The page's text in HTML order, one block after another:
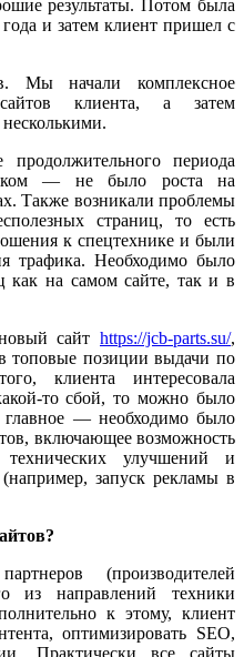
результаты. Потом была
года и затем клиент пришел с
Мы начали комплексное
клиента, а затем
периода
— не было роста на
Также возникали проблемы
страниц, то есть
к спецтехнике и были
трафика. Необходимо было
как на самом сайте, так и в
сайт https://jcb-parts.su/,
топовые позиции выдачи по
клиента интересовала
то сбой, то можно было
— необходимо было
включающее возможность
технических улучшений и
запуск рекламы в
(производителей
из направлений техники
к этому, клиент
оптимизировать SЕО,
Практически все сайты